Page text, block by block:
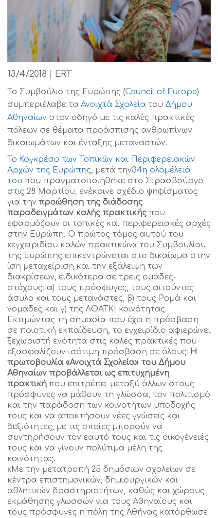
13/4/2018 | ERT
Το Συμβούλιο της Ευρώπης (Council of Europe)
συμπεριέλαβε τα Ανοιχτά Σχολεία του Δήμου
Αθηναίων στον οδηγό με τις καλές πρακτικές
πόλεων σε θέματα προάσπισης ανθρωπίνων
δικαιωμάτων και ένταξης μεταναστών.
Το Κογκρέσο των Τοπικών και Περιφερειακών
Αρχών της Ευρώπης, μετά την34η ολομέλειά
του που πραγματοποιήθηκε στο Στρασβούργο
στις 28 Μαρτίου, ενέκρινε σχέδιο ψηφίσματος
για την προώθηση της διάδοσης
παραδειγμάτων καλής πρακτικής που
εφαρμόζουν οι τοπικές και περιφερειακές αρχές
στην Ευρώπη. Ο πρώτος τόμος αυτού του
«εγχειριδίου καλών πρακτικών» του Συμβουλίου
της Ευρώπης επικεντρώνεται στο δικαίωμα στην
ίση μεταχείριση και την εξάλειψη των
διακρίσεων, ειδικότερα σε τρεις ομάδες-
στόχους: α) τους πρόσφυγες, τους αιτούντες
άσυλο και τους μετανάστες, β) τους Ρομά και
νομάδες και γ) της ΛΟΑΤΚΙ κοινότητας.
Εκτιμώντας τη σημασία που έχει η πρόσβαση
σε ποιοτική εκπαίδευση, το εγχειρίδιο αφιερώνει
ξεχωριστή ενότητα στις καλές πρακτικές που
εξασφαλίζουν ισότιμη πρόσβαση σε όλους. Η
πρωτοβουλία «Ανοιχτά Σχολεία» του Δήμου
Αθηναίων προβάλλεται ως επιτυχημένη
πρακτική που επιτρέπει μεταξύ άλλων στους
πρόσφυγες να μάθουν τη γλώσσα, τον πολιτισμό
και την παράδοση των κοινοτήτων υποδοχής
τους και να αποκτήσουν νέες γνώσεις και
δεξιότητες, με τις οποίες μπορούν να
συντηρήσουν τον εαυτό τους και τις οικογένειές
τους και να γίνουν πολύτιμα μέλη της
κοινότητας.
«Με την μετατροπή 25 δημόσιων σχολείων σε
κέντρα επιστημονικών, δημιουργικών και
αθλητικών δραστηριοτήτων, καθώς και χώρους
εκμάθησης γλωσσών για τους Αθηναίους και
τους πρόσφυγες η πόλη της Αθήνας κατόρθωσε